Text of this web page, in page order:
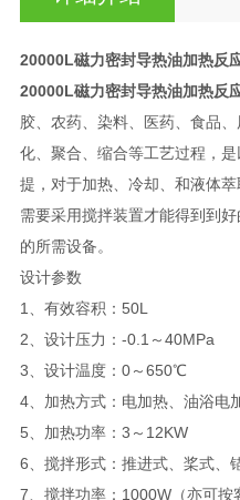
20000L磁力密封导热油加热反
20000L磁力密封导热油加热反
胶、农药、染料、医药、食品
化、聚合、缩合等工艺过程，
提，对于加热、冷却、和液体
需要采用搅拌装置才能得到到
的所需设备。
设计参数
1、有效容积：50L
2、设计压力：-0.1～40MPa
3、设计温度：0～650℃
4、加热方式：电加热、油浴电
5、加热功率：3～12KW
6、搅拌形式：推进式、桨式、
7、搅拌功率：1000W（亦可按